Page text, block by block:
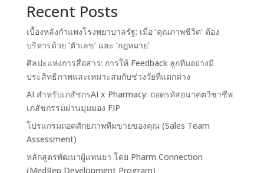
Recent Posts
เบื้องหลังกำแพงโรงพยาบาลรัฐ: เมื่อ ‘คุณภาพชีวิต’ ต้อง
บริหารด้วย ‘ตัวเลข’ และ ‘กฎหมาย’
ศิลปะแห่งการสื่อสาร: การให้ Feedback ลูกทีมอย่างมี
ประสิทธิภาพและเหมาะสมกับช่วงวัยที่แตกต่าง
AI สำหรับเภสัชกรAI x Pharmacy: ถอดรหัสอนาคตวิชาชีพ
เภสัชกรรมผ่านมุมมอง FIP
โปรแกรมถอดศักยภาพทีมขายของคุณ (Sales Team
Assessment)
หลักสูตรพัฒนาผู้แทนยา โดย Pharm Connection
(MedRep Development Program)